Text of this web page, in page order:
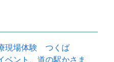
現場体験 つくば
ント、道の駅かさま